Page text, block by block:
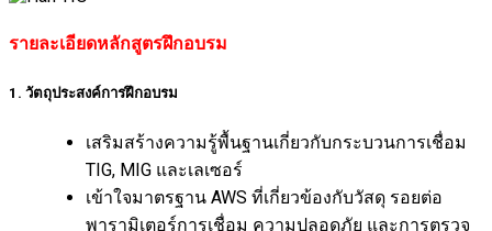
รายละเอียดหลักสูตรฝึกอบรม
1. วัตถุประสงค์การฝึกอบรม
เสริมสร้างความรู้พื้นฐานเกี่ยวกับกระบวนการเชื่อม
TIG, MIG และเลเซอร์
เข้าใจมาตรฐาน AWS ที่เกี่ยวข้องกับวัสดุ รอยต่อ
พารามิเตอร์การเชื่อม ความปลอดภัย และการตรวจ